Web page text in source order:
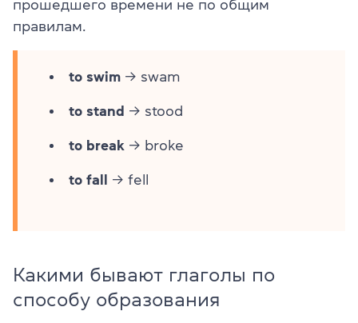
прошедшего времени не по общим
правилам.
to swim → swam
to stand → stood
to break → broke
to fall → fell
Какими бывают глаголы по
способу образования